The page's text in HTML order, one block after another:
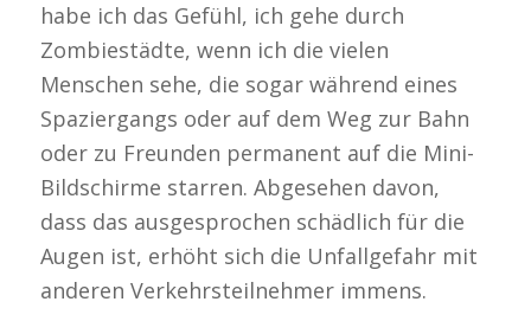
habe ich das Gefühl, ich gehe durch
Zombiestädte, wenn ich die vielen
Menschen sehe, die sogar während eines
Spaziergangs oder auf dem Weg zur Bahn
oder zu Freunden permanent auf die Mini-
Bildschirme starren. Abgesehen davon,
dass das ausgesprochen schädlich für die
Augen ist, erhöht sich die Unfallgefahr mit
anderen Verkehrsteilnehmer immens.